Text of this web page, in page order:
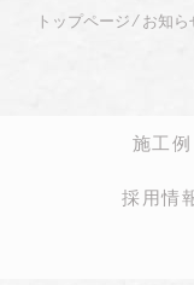
トップページ ⁄ お知ら
施工例
採用情